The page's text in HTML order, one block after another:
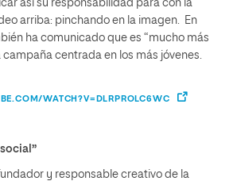
así su responsabilidad para con la
arriba: pinchando en la imagen. En
ha comunicado que es “mucho más
campaña centrada en los más jóvenes.
WATCH?V=DLRPROLC6WC
y responsable creativo de la